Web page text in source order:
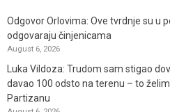
Odgovor Orlovima: ​Ove tvrdnje su u
odgovaraju činjenicama
August 6, 2026
Luka Vildoza: Trudom sam stigao
davao 100 odsto na terenu – to
Partizanu